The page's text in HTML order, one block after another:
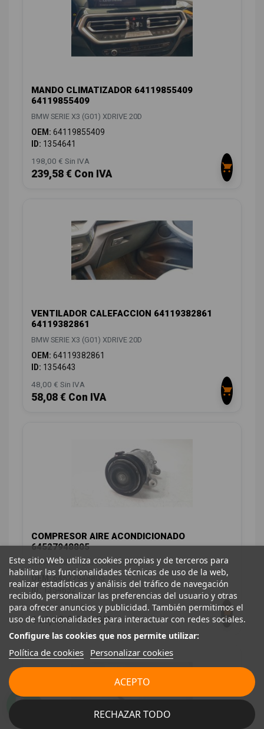
MANDO CLIMATIZADOR 64119855409
64119855409
BMW SERIE X3 (G01) XDRIVE 20D
OEM: 64119855409
ID: 1354641
198,00 € Sin IVA
239,58 € Con IVA
VENTILADOR CALEFACCION 64119382861
64119382861
BMW SERIE X3 (G01) XDRIVE 20D
OEM: 64119382861
ID: 1354643
48,00 € Sin IVA
58,08 € Con IVA
COMPRESOR AIRE ACONDICIONADO
64527948805
BMW SERIE X3 (G01) XDRIVE 20D
OEM:64527948805
ID: 1354652
88,00 € Sin IVA
106,48 € Con IVA
Este sitio Web utiliza cookies propias y de terceros para
habilitar las funcionalidades técnicas de uso de la web,
realizar estadísticas y análisis del tráfico de navegación
recibido, personalizar las preferencias del usuario y otras
para ofrecer anuncios y publicidad. También permitimos el
uso de funcionalidades para interactuar con redes sociales.
Configure las cookies que nos permite utilizar:
Política de cookies Personalizar cookies
RECHAZAR TODO
ACEPTO